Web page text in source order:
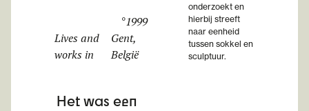
°1999
Lives and
works in
Gent,
België
onderzoekt en
hierbij streeft
naar eenheid
tussen sokkel en
sculptuur.
Het was een